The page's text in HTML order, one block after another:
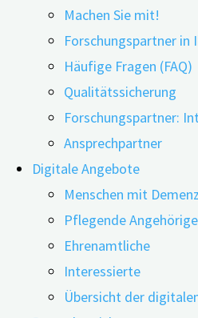
Machen Sie mit!
Forschungspartner in
Häufige Fragen (FAQ)
Qualitätssicherung
Forschungspartner:
Ansprechpartner
Digitale Angebote
Menschen mit Demenz
Pflegende Angehörige
Ehrenamtliche
Interessierte
Übersicht der
Kontakte
haben.
Die Definition
ist erfüllt,
mindestens
zwei der
folgenden
drei Kriterien
zutreffen:
alleine
Diabetes
Rauchen
Soziale
Sehverlust